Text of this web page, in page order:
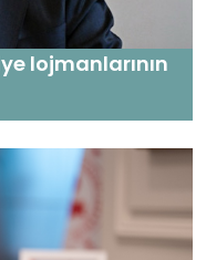
lojmanlarının